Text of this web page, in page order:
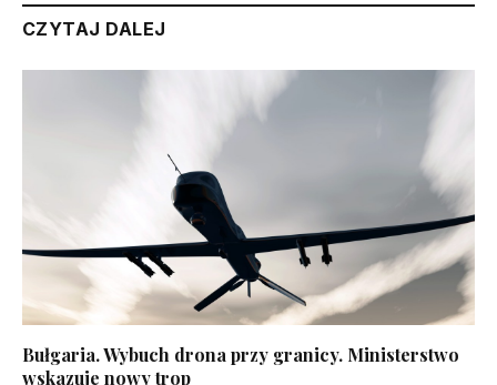
CZYTAJ DALEJ
Bułgaria. Wybuch drona przy granicy. Ministerstwo
wskazuje nowy trop